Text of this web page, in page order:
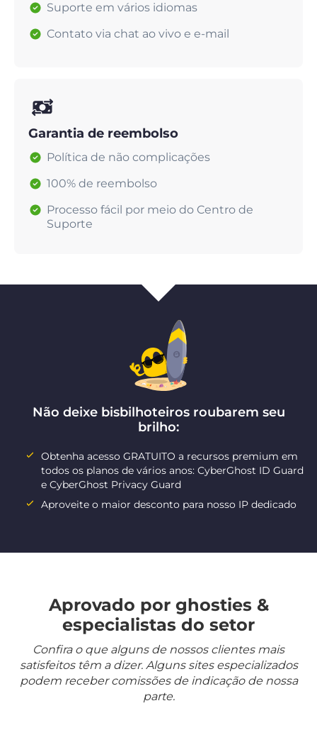
Suporte em vários idiomas
Contato via chat ao vivo e e-mail
Garantia de reembolso
Política de não complicações
100% de reembolso
Processo fácil por meio do Centro de
Suporte
Não deixe bisbilhoteiros roubarem seu
brilho:
Obtenha acesso GRATUITO a recursos premium em
todos os planos de vários anos: CyberGhost ID Guard
e CyberGhost Privacy Guard
Aproveite o maior desconto para nosso IP dedicado
Aprovado por ghosties &
especialistas do setor
Confira o que alguns de nossos clientes mais
satisfeitos têm a dizer. Alguns sites especializados
podem receber comissões de indicação de nossa
parte.